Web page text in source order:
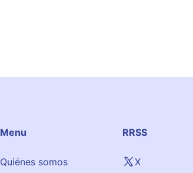
Menu
Quiénes somos
RRSS
X